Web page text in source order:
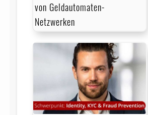
von Geldautomaten-
Netzwerken